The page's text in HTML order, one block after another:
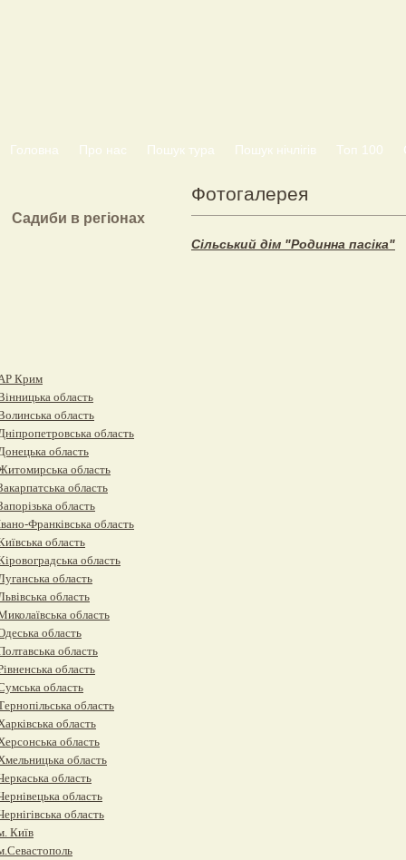
Головна Про нас Пошук тура Пошук нічлігів Топ 100
Фотогалерея
Сільський дім "Родинна пасіка"
Садиби в регіонах
Крим
область
область
область
область
область
область
область
Франківська область
область
область
область
область
область
область
область
область
область
область
область
область
область
область
область
область
Київ